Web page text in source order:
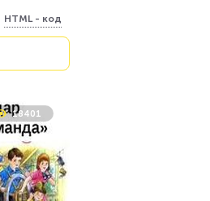
HTML - код
18401